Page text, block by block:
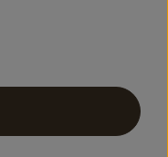
hinzufügen